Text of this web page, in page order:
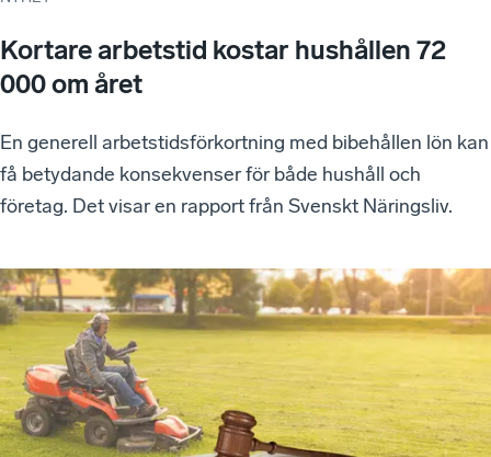
Kortare arbetstid kostar hushållen 72
000 om året
En generell arbetstidsförkortning med bibehållen lön kan
få betydande konsekvenser för både hushåll och
företag. Det visar en rapport från Svenskt Näringsliv.